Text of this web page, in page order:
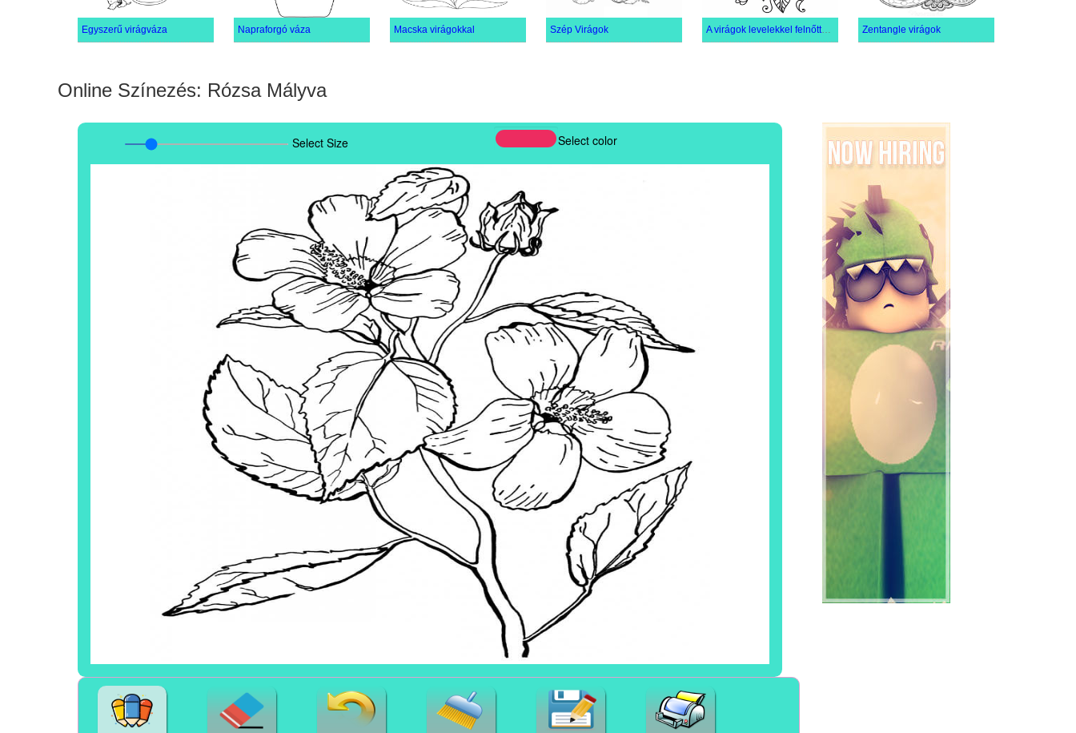
Egyszerű virágváza Napraforgó váza Macska virágokkal Szép Virágok A virágok levelekkel felnőtteknek való Zentangle virágok
Online Színezés: Rózsa Mályva
Select Size Select color